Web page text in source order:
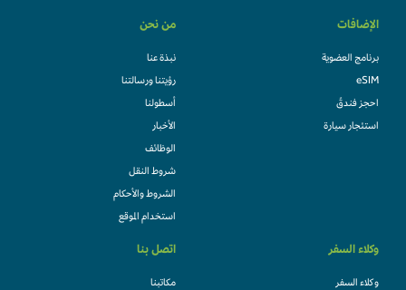
الإضافات
برنامج العضوية
eSIM
احجز فندقً
استئجار سيارة
من نحن
نبذة عنا
رؤيتنا ورسالتنا
أسطولنا
الأخبار
الوظائف
شروط النقل
الشروط والأحكام
استخدام الموقع
وكلاء السفر
وكلاء السفر
اتصل بنا
مكاتبنا